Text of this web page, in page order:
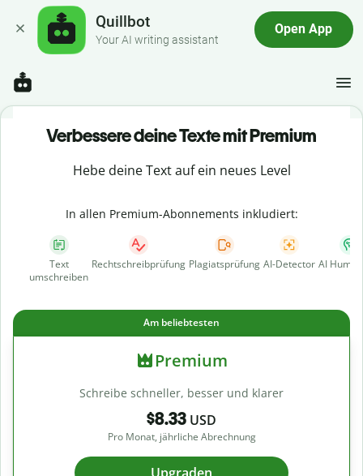
Quillbot
Your AI writing assistant
Open App
Verbessere deine Texte mit Premium
Hebe deine Text auf ein neues Level
In allen Premium-Abonnements inkludiert:
Text
umschreiben
Rechtschreibprüfung Plagiatsprüfung AI-Detector AI
Am beliebtesten
Premium
Schreibe schneller, besser und klarer
$8.33 USD
Pro Monat, jährliche Abrechnung
Upgraden